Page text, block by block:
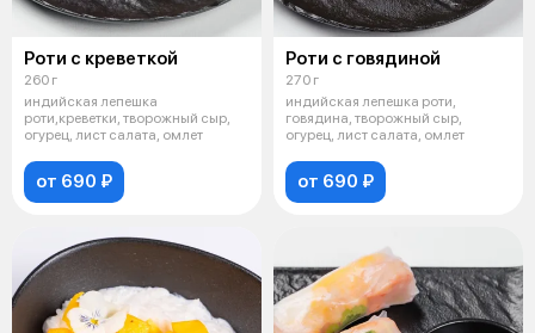
Роти с креветкой
260 г
индийская лепешка
роти,креветки, творожный сыр,
огурец, лист салата, омлет
от 690 ₽
Роти с говядиной
270 г
индийская лепешка роти,
говядина, творожный сыр,
огурец, лист салата, омлет
от 690 ₽